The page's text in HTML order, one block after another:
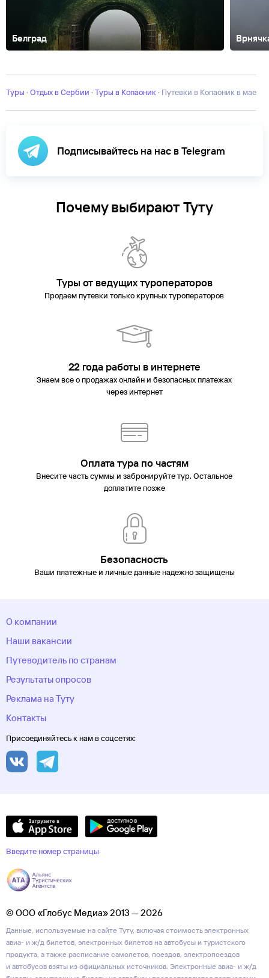
Белград
Туры · Отдых в Сербии · Туры в Копаоник · Путевки в Копаоник в мае
Подписывайтесь на нас в Telegram
Почему выбирают Туту
Туры от ведущих туроператоров
Продаем путевки только крупных туроператоров
22 года работы в интернете
Знаем все о продажах онлайн и безопасных платежах
через интернет
Оплата тура по частям
Внесите часть суммы и забронируйте тур. Остальное
доплатите позже
Безопасность
Ваши платежные и личные данные надежно защищены
О компании
Наши вакансии
Путеводитель по странам
Результаты опросов
Реклама на Туту
Контакты
Присоединяйтесь к нам в соцсетях:
Введите номер страницы
© ООО «Глобус Медиа» 2013 — 2026
Данные, используемые на сайте Туту, включая стоимость электронных
авиа- и ж/д билетов, электронных билетов на автобусы и туристского
продукта, а также расписание самолетов, поездов, электропоездов
и автобусов взяты из официальных источников. Электронные авиа- и ж/д